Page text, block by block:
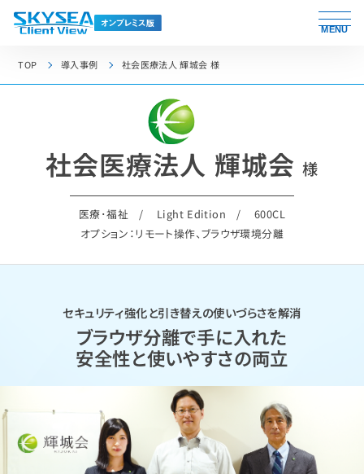
MENU
TOP 導入事例 社会医療法人 輝城会 様
社会医療法人 輝城会 様
医療･福祉 Light Edition
600CL
オプション：リモート操作、ブラウザ環境分離
セキュリティ強化と引き替えの使いづらさを解消
ブラウザ分離で手に入れた
安全性と使いやすさの両立